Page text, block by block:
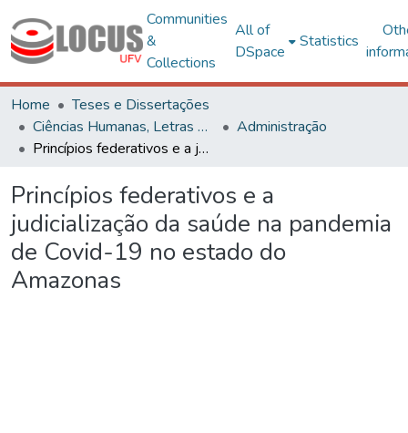
Communities
&
Collections
All of
DSpace
Statistics
Home
Teses e Dissertações
Ciências Humanas, Letras e Artes
Administração
Princípios federativos e a judicialização da saúde na pandemia de Covid-19 no estado do Amazonas
Princípios federativos e a
judicialização da saúde na pandemia
de Covid-19 no estado do
Amazonas